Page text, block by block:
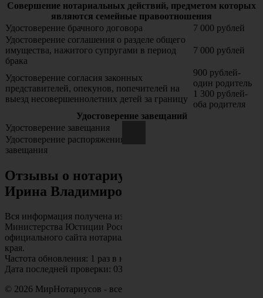
Совершение нотариальных действий, предметом которых
являются семейные правоотношения
Удостоверение брачного договора
7 000 рублей
Удостоверение соглашения о разделе общего
имущества, нажитого супругами в период
брака
7 000 рублей
Удостоверение согласия законных
представителей, опекунов, попечителей на
выезд несовершеннолетних детей за границу
900 рублей-
один родитель
1 300 рублей-
оба родителя
Удостоверение завещаний
Удостоверение завещания
Удостоверение распоряжения об отмене
завещания
Отзывы о нотариусе: Боровкова
Ирина Владимировна
Вся информация получена из открытого реестра
Министерства Юстиции Российской Федерации и с
официального сайта нотариальной палаты Красноярского
края.
Частота обновления: 1 раз в неделю.
Дата последней проверки: 03.08.2026
© 2026 МирНотариусов - все права зашищены